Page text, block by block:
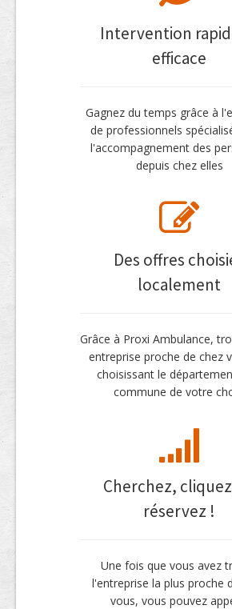
Intervention
efficace
Gagnez du temps grâce à
de professionnels
l'accompagnement des
depuis chez elles
Des offres
localement
Grâce à Proxi Ambulance,
entreprise proche de chez
choisissant le
commune de votre
Cherchez,
réservez !
Une fois que vous avez
l'entreprise la plus proche
vous, vous pouvez